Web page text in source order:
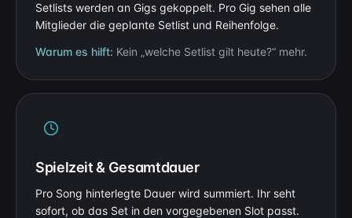
Setlists werden an Gigs gekoppelt. Pro Gig sehen alle
Mitglieder die geplante Setlist und Reihenfolge.
Warum es hilft: Kein „welche Setlist gilt heute?“ mehr.
Spielzeit & Gesamtdauer
Pro Song hinterlegte Dauer wird summiert. Ihr seht
sofort, ob das Set in den vorgegebenen Slot passt.